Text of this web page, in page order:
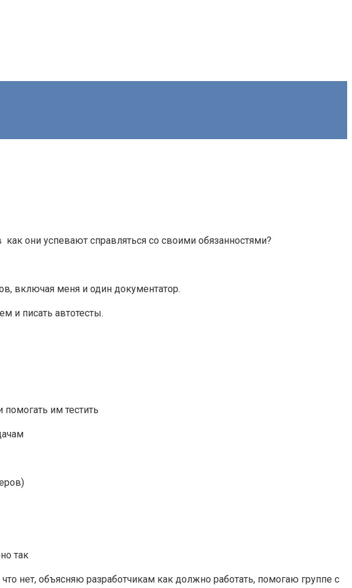
они успевают справляться со своими обязанностями?
включая меня и один документатор.
и писать автотесты.
им тестить
так
нет, объясняю разработчикам как должно работать, помогаю группе с